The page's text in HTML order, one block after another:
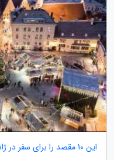
این 10 مقصد را برای سفر در ژانویه به خاطر بسپارید